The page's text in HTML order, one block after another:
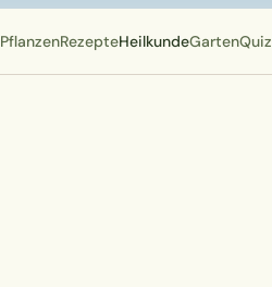
PflanzenRezepteHeilkundeGartenQuiz